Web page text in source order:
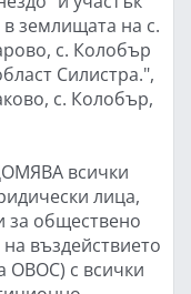
землищата на с.
с. Колобър
Силистра.",
с. Колобър,
всички
лица,
за обществено
въздействието
ОВОС) с всички